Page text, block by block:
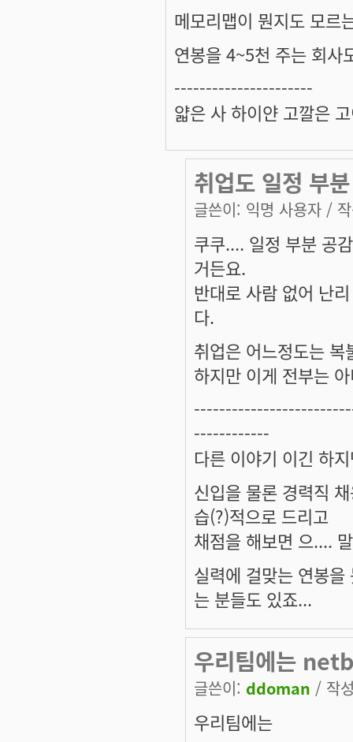
메모리맵이 뭔지도 모르
연봉을 4~5천 주는 회사
----------------------
얇은 사 하이얀 고깔은
취업도 일정 부
글쓴이: 익명 사용자 /
쿠쿠.... 일정 부분 공
거든요.
반대로 사람 없어 난
다.
취업은 어느정도는
하지만 이게 전부는
------------
다른 이야기 이긴 하
신입을 물론 경력직
습(?)적으로 드리고
채점을 해보면 으....
실력에 걸맞는 연봉
는 분들도 있죠...
우리팀에는
글쓴이: ddoman / 작
우리팀에는